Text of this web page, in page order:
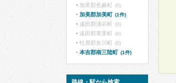
加美郡色麻町 (0)
加美郡加美町 (1件)
遠田郡涌谷町 (0)
遠田郡美里町 (0)
牡鹿郡女川町 (0)
本吉郡南三陸町 (1件)